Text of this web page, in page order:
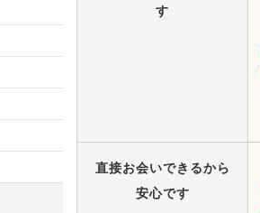
す
直接お会いできるから
安心です